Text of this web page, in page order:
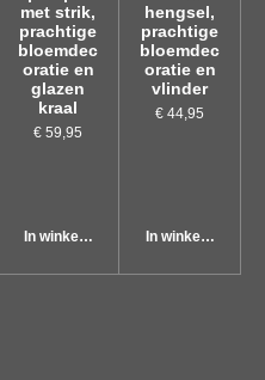
met strik,
prachtige
bloemdec
oratie en
glazen
kraal
€ 59,95
In winkelwagen
hengsel,
prachtige
bloemdec
oratie en
vlinder
€ 44,95
In winkelwagen